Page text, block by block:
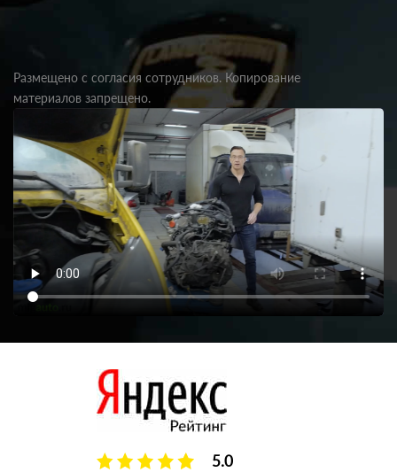
Размещено с согласия сотрудников. Копирование
материалов запрещено.
5.0